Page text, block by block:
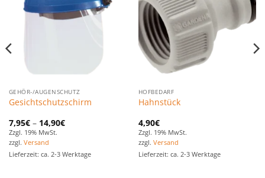
hinzufügen
GEHÖR-/AUGENSCHUTZ
Gesichtschutzschirm
7,95€– 14,90€
Zzgl. 19% MwSt.
zzgl. Versand
Lieferzeit: ca. 2-3 Werktage
HOFBEDARF
Hahnstück
4,90€
Zzgl. 19% MwSt.
zzgl. Versand
Lieferzeit: ca. 2-3 Werktage